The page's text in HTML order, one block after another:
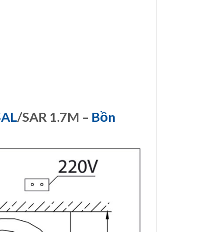
/SAR 1.7M – Bồn